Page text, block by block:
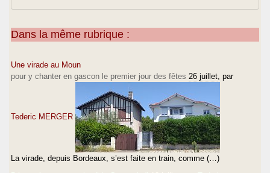
Amistats,
Guilhem
> C'est exact. D'ailleurs, à chaque match de la
Section Paloise, lors d'une
> mêlée, le public crie sa fierté occitane : "Ou-
Gnà !! Ou-Gnà !! Ou-Gnà !!".
> Les prospectus distribués à l'entrée incitent
Dans la même rubrique :
Une virade au Moun
pour y chanter en gascon le premier jour des fêtes 26 juillet , par
Tederic MERGER
La virade, depuis Bordeaux, s’est faite en train, comme (…)